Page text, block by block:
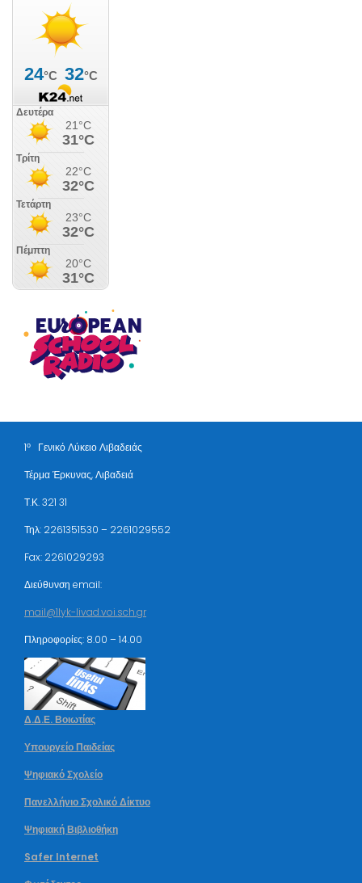
1ο
Γενικό Λύκειο Λιβαδειάς
Τέρμα Έρκυνας, Λιβαδειά
Τ.Κ. 321 31
Τηλ: 2261351530 – 2261029552
Fax: 2261029293
Διεύθυνση email:
mail@1lyk-livad.voi.sch.gr
Πληροφορίες: 8.00 – 14.00
Δ.Δ.Ε. Βοιωτίας
Υπουργείο Παιδείας
Ψηφιακό Σχολείο
Πανελλήνιο Σχολικό Δίκτυο
Ψηφιακή Βιβλιοθήκη
Safer Internet